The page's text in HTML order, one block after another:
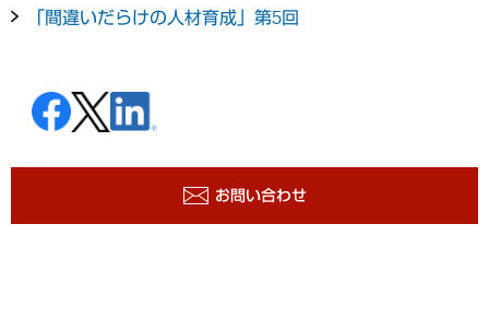
「間違いだらけの人材育成」第5回
お問い合わせ